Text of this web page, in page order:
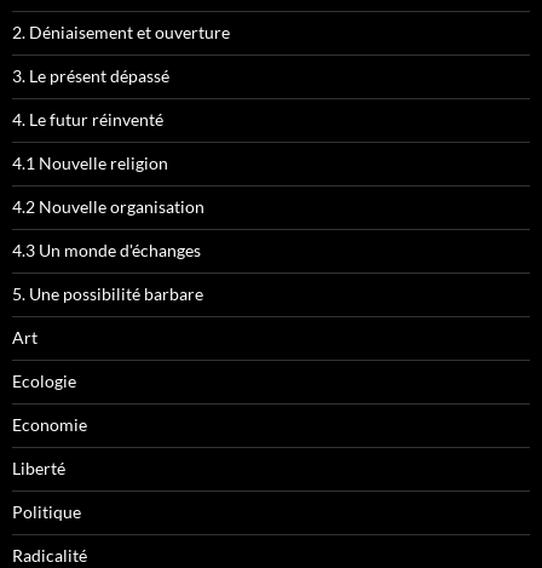
2. Déniaisement et ouverture
3. Le présent dépassé
4. Le futur réinventé
4.1 Nouvelle religion
4.2 Nouvelle organisation
4.3 Un monde d'échanges
5. Une possibilité barbare
Art
Ecologie
Economie
Liberté
Politique
Radicalité